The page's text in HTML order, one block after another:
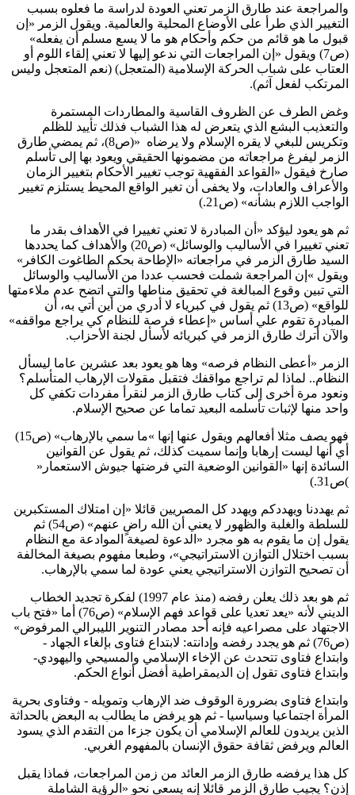
والمراجعة عند طارق الزمر تعني العودة لدراسة ما فعلوه بسبب
التغيير الذي طرأ على الأوضاع المحلية والعالمية. ويقول الزمر «إن
قبول ما هو قائم من حكم وأحكام هو ما لا يسع مسلم أن يفعله»
(ص7) ويقول «إن المراجعات التي ندعو إليها لا تعني إلقاء اللوم أو
العتاب على شباب الحركة الإسلامية (المتعجل) (نعم المتعجل وليس
المرتكب لفعل آثم).
وغض الطرف عن الظروف القاسية والمطاردات المستمرة
والتعذيب البشع الذي يتعرض له هذا الشباب فذلك تأييد للظلم
وتكريس للبغي لا يقره الإسلام ولا يرضاه »
(ص8)، ثم يمضي طارق
الزمر ليفرغ مراجعاته من مضمونها الحقيقي ويعود بها إلى تأسلم
صارخ فيقول «القواعد الفقهية توجب تغيير الأحكام بتغيير الزمان
والأعراف والعادات، ولا يخفى أن تغير الواقع المحيط يستلزم تغيير
الواجب اللازم بشأنه» (ص21
(.
ثم هو يعود ليؤكد «أن المبادرة لا تعني تغييرا في الأهداف بقدر ما
تعني تغييرا في الأساليب والوسائل» (ص20) والأهداف كما يحددها
السيد طارق الزمر في مراجعاته «الإطاحة بحكم الطاغوت الكافر»
ويقول « إن المراجعة شملت فحسب عددا من الأساليب والوسائل
التي تبين وقوع المبالغة في تحقيق مناطها والتي اتضح عدم ملاءمتها
للواقع» (ص13) ثم يقول في كبرياء لا أدري من أين أتي به، أن
المبادرة تقوم علي أساس «إعطاء فرصة للنظام كي يراجع مواقفه»
والآن أترك طارق الزمر في كبريائه لأسأل لجنة الأحزاب.
الزمر «أعطى النظام فرصه» وها هو يعود بعد عشرين عاما ليسأل
النظام.. لماذا لم تراجع مواقفك فتقبل مقولات الإرهاب المتأسلم؟
ونعود مرة أخرى إلى كتاب طارق الزمر لنقرأ مفردات تكفي كل
واحد منها لإثبات تأسلمه البعيد تماما عن صحيح الإسلام.
فهو يصف مثلا أفعالهم ويقول عنها إنها «
ما سمي بالإرهاب» (ص15)
أي أنها ليست إرهابا وإنما سميت كذلك، ثم يقول عن القوانين
السائدة إنها «القوانين الوضعية التي فرضتها جيوش الاستعمار »
(ص31 (.
ثم يهددنا ويهددكم ويهدد كل المصريين قائلا «إن امتلاك المستكبرين
للسلطة والغلبة والظهور لا يعني أن الله راضٍ عنهم» (ص54) ثم
يقول إن ما يقوم به هو مجرد «الدعوة لصيغة الموادعة مع النظام
بسبب اختلال التوازن الاستراتيجي»، وطبعا مفهوم بصيغة المخالفة
أن تصحيح التوازن الاستراتيجي يعني عودة لما سمي بالإرهاب.
ثم هو بعد ذلك يعلن رفضه (منذ عام 1997) لفكرة تجديد الخطاب
الديني لأنه «يعد تعديا على قواعد فهم الإسلام» (ص76) أما «فتح باب
الاجتهاد على مصراعيه فإنه أحد مصادر التنوير الليبرالي المرفوض»
(ص76) ثم هو يجدد رفضه وإدانته: لابتداع فتاوى بإلغاء الجهاد -
وابتداع فتاوى تتحدث عن الإخاء الإسلامي والمسيحي واليهودي-
وابتداع فتاوى تقول إن الديمقراطية أفضل أنواع الحكم.
وابتداع فتاوى بضرورة الوقوف ضد الإرهاب وتمويله - وفتاوى بحرية
المرأة اجتماعيا وسياسيا - ثم هو يرفض ما يطالب به البعض بالحداثة
الذين يريدون للعالم الإسلامي أن يكون جزءا من التقدم الذي يسود
العالم ويرفض ثقافة حقوق الإنسان بالمفهوم الغربي.
كل هذا يرفضه طارق الزمر العائد من زمن المراجعات، فماذا يقبل
إذن؟ يجيب طارق الزمر قائلا إنه يسعى نحو «الرؤية الشاملة